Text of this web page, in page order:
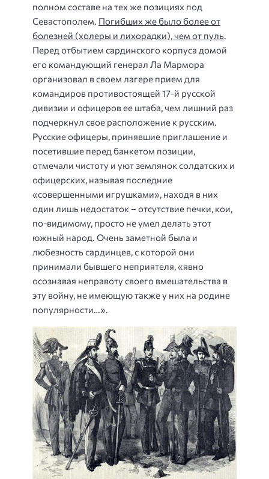
полном составе на тех же позициях под
Севастополем. Погибших же было более от
болезней (холеры и лихорадки), чем от пуль.
Перед отбытием сардинского корпуса домой
его командующий генерал Ла Мармора
организовал в своем лагере прием для
командиров противостоящей 17-й русской
дивизии и офицеров ее штаба, чем лишний раз
подчеркнул свое расположение к русским.
Русские офицеры, принявшие приглашение и
посетившие перед банкетом позиции,
отмечали чистоту и уют землянок солдатских и
офицерских, называя последние
«совершенными игрушками», находя в них
один лишь недостаток – отсутствие печки, кои,
по-видимому, просто не умел делать этот
южный народ. Очень заметной была и
любезность сардинцев, с которой они
принимали бывшего неприятеля, «явно
осознавая неправоту своего вмешательства в
эту войну, не имеющую также у них на родине
популярности…».